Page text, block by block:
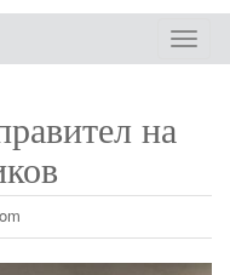
Toggle
на